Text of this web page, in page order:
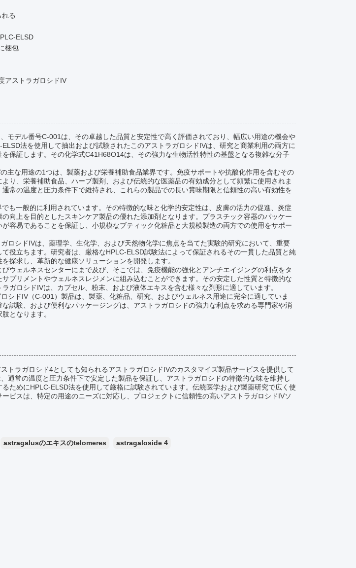
る
ELSD
梱包
アストラガロシドIV
モデル番号C-001は、その卓越した品質と安定性で高く評価されており、幅広い用途の機会や
法を使用して抽出および試験されたこのアストラガロシドIVは、研究と商業利用の両方に
保証します。その化学式C41H68O14は、その強力な生物活性特性の基盤となる複雑な分子
主な用途の1つは、製薬および栄養補助食品業界です。免疫サポートや抗酸化作用を含むその
り、栄養補助食品、ハーブ製剤、および伝統的な医薬品の有効成分として頻繁に使用されま
常の温度と圧力条件下で維持され、これらの製品での長い賞味期限と信頼性の高い有効性を
も一般的に利用されています。その特徴的な味と化学的安定性は、皮膚の活力の促進、炎症
向上を目的としたスキンケア製品の優れた添加剤となります。プラスチック容器のパッケー
容易であることを保証し、小規模なブティック化粧品と大規模製造の両方での使用をサポー
ロシドIVは、薬理学、生化学、および天然物化学に焦点を当てた実験的研究において、重要
役立ちます。研究者は、厳格なHPLC-ELSD試験法によって保証されるその一貫した品質と純
探求し、革新的な健康ソリューションを開発します。
ウェルネスセンターにまで及び、そこでは、免疫機能の強化とアンチエイジングの利点をタ
プリメントやウェルネスレジメンに組み込むことができます。その安定した性質と特徴的な
ガロシドIVは、カプセル、粉末、および液体エキスを含む様々な剤形に適しています。
シドIV（C-001）製品は、製薬、化粧品、研究、およびウェルネス用途に完全に適していま
試験、および便利なパッケージングは、アストラガロシドの強力な利点を求める専門家や消
となります。
トラガロシド4としても知られるアストラガロシドIVのカスタマイズ製品サービスを提供して
通常の温度と圧力条件下で安定した製品を保証し、アストラガロシドの特徴的な味を維持し
ためにHPLC-ELSD法を使用して厳格に試験されています。伝統医学および製薬研究で広く使
ビスは、特定の用途のニーズに対応し、プロジェクトに信頼性の高いアストラガロシドIVソ
astragalusのエキスのtelomeres astragaloside 4